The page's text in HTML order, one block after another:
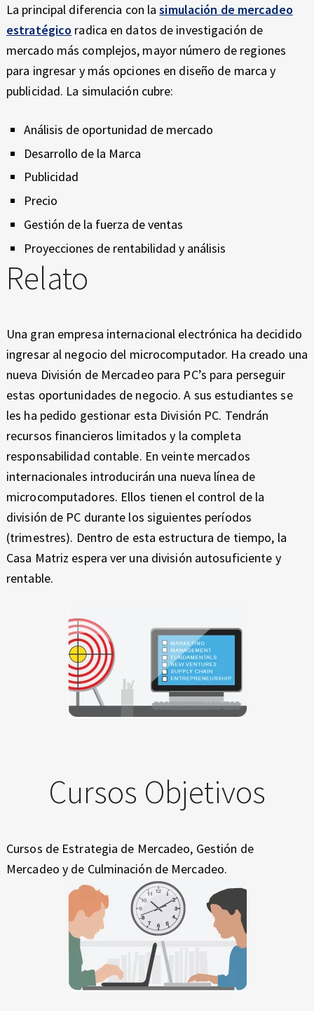
A
V
A
N
Z
A
D
O
La principal diferencia con lasimulación de mercadeo
estratégico radica en datos de investigación de
mercado más complejos, mayor número de regiones
para ingresar y más opciones en diseño de marca y
publicidad. La simulación cubre:
Análisis de oportunidad de mercado
Desarrollo de la Marca
Publicidad
Precio
Gestión de la fuerza de ventas
Proyecciones de rentabilidad y análisis
Relato
Una gran empresa internacional electrónica ha decidido
ingresar al negocio del microcomputador. Ha creado una
nueva División de Mercadeo para PC’s para perseguir
estas oportunidades de negocio. A sus estudiantes se
les ha pedido gestionar esta División PC. Tendrán
recursos financieros limitados y la completa
responsabilidad contable. En veinte mercados
internacionales introducirán una nueva línea de
microcomputadores. Ellos tienen el control de la
división de PC durante los siguientes períodos
(trimestres). Dentro de esta estructura de tiempo, la
Casa Matriz espera ver una división autosuficiente y
rentable.
Cursos Objetivos
Cursos de Estrategia de Mercadeo, Gestión de
Mercadeo y de Culminación de Mercadeo.